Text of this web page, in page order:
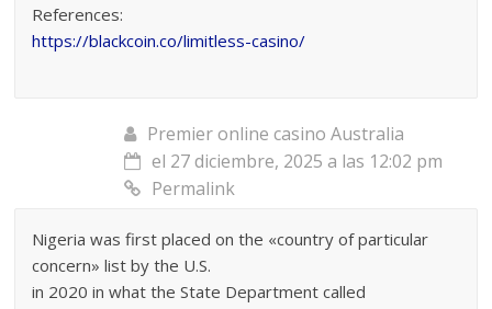
References:
https://blackcoin.co/limitless-casino/
Premier online casino Australia
el 27 diciembre, 2025 a las 12:02 pm
Permalink
Nigeria was first placed on the «country of particular
concern» list by the U.S.
in 2020 in what the State Department called